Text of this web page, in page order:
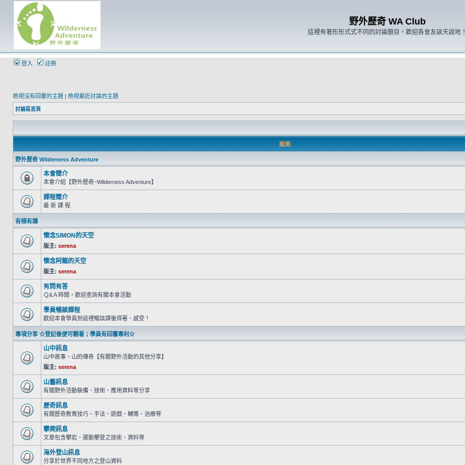
野外歷奇 WA Club
這裡有著形形式式不同的討論題目，歡迎各會友談天說地！
登入 註冊
檢視沒有回覆的主題 | 檢視最近討論的主題
討論區首頁
版面
野外歷奇 Wilderness Adventure
本會簡介
本會介紹【野外歷奇~Wilderness Adventure】
課程簡介
最 新 課 程
有傾有講
懷念SIMON的天空
版主: serena
懷念阿龍的天空
版主: serena
有問有答
Ｑ&Ａ時間，歡迎查詢有關本會活動
學員暢談課程
歡迎本會學員到這裡暢談課後得著、感受！
專項分享 ☆登記後便可觀看；學員有回覆專利☆
山中訊息
山中故事，山的傳奇【有關野外活動的其他分享】
版主: serena
山藝訊息
有關野外活動裝備、技術、應用資料等分享
歷奇訊息
有關歷奇教育技巧、手法、遊戲、輔導、治療等
攀爬訊息
文章包含攀岩、運動攀登之技術、資料等
海外登山訊息
分享於世界不同地方之登山資料